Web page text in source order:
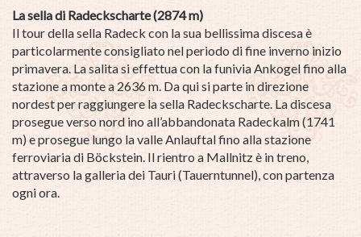
La sella di Radeckscharte (2874 m)
Il tour della sella Radeck con la sua bellissima discesa è
particolarmente consigliato nel periodo di fine inverno inizio
primavera. La salita si effettua con la funivia Ankogel fino alla
stazione a monte a 2636 m. Da qui si parte in direzione
nordest per raggiungere la sella Radeckscharte. La discesa
prosegue verso nord ino all’abbandonata Radeckalm (1741
m) e prosegue lungo la valle Anlauftal fino alla stazione
ferroviaria di Böckstein. Il rientro a Mallnitz è in treno,
attraverso la galleria dei Tauri (Tauerntunnel), con partenza
ogni ora.